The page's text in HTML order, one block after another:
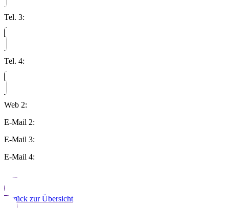
Tel. 3:
Tel. 4:
Web 2:
E-Mail 2:
E-Mail 3:
E-Mail 4:
Zurück zur Übersicht